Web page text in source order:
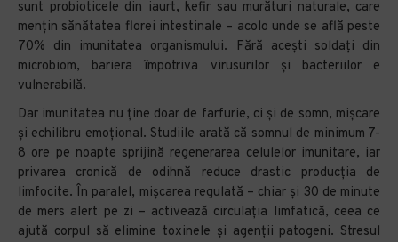
sunt probioticele din iaurt, kefir sau murături naturale, care
mențin sănătatea florei intestinale – acolo unde se află peste
70% din imunitatea organismului. Fără acești soldați din
microbiom, bariera împotriva virusurilor și bacteriilor e
vulnerabilă.
Dar imunitatea nu ține doar de farfurie, ci și de somn, mișcare
și echilibru emoțional. Studiile arată că somnul de minimum 7-
8 ore pe noapte sprijină regenerarea celulelor imunitare, iar
privarea cronică de odihnă reduce drastic producția de
limfocite. În paralel, mișcarea regulată – chiar și 30 de minute
de mers alert pe zi – activează circulația limfatică, ceea ce
ajută corpul să elimine toxinele și agenții patogeni. Stresul